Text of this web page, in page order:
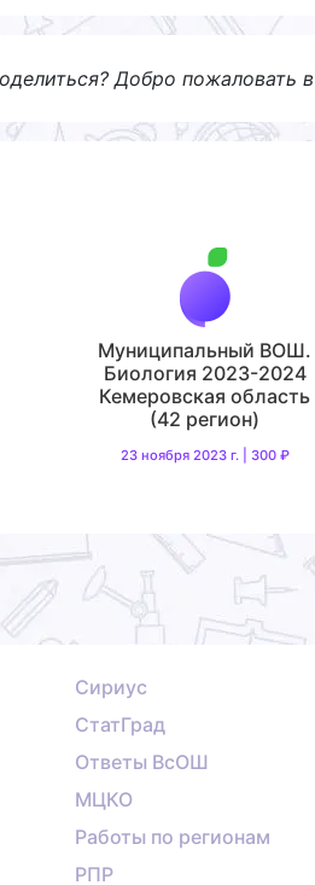
Добро пожаловать в
Муниципальный ВОШ.
Биология 2023-2024
Кемеровская область
(42 регион)
23 ноября 2023 г. | 300 ₽
Сириус
СтатГрад
Ответы ВсОШ
МЦКО
Работы по регионам
РПР